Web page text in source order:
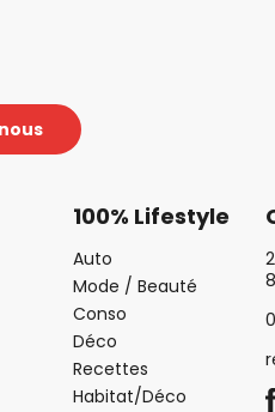
100% Lifestyle
Auto
Mode / Beauté
Conso
Déco
Recettes
Habitat/Déco